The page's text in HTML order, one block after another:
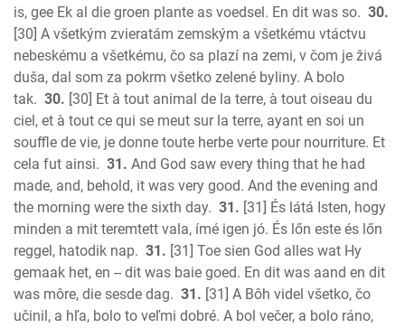
is, gee Ek al die groen plante as voedsel. En dit was so. 30.
[30] A všetkým zvieratám zemským a všetkému vtáctvu
nebeskému a všetkému, čo sa plazí na zemi, v čom je živá
duša, dal som za pokrm všetko zelené byliny. A bolo
tak. 30. [30] Et à tout animal de la terre, à tout oiseau du
ciel, et à tout ce qui se meut sur la terre, ayant en soi un
souffle de vie, je donne toute herbe verte pour nourriture. Et
cela fut ainsi. 31. And God saw every thing that he had
made, and, behold, it was very good. And the evening and
the morning were the sixth day. 31. [31] És látá Isten, hogy
minden a mit teremtett vala, ímé igen jó. És lőn este és lőn
reggel, hatodik nap. 31. [31] Toe sien God alles wat Hy
gemaak het, en -- dit was baie goed. En dit was aand en dit
was môre, die sesde dag. 31. [31] A Bôh videl všetko, čo
učinil, a hľa, bolo to veľmi dobré. A bol večer, a bolo ráno,